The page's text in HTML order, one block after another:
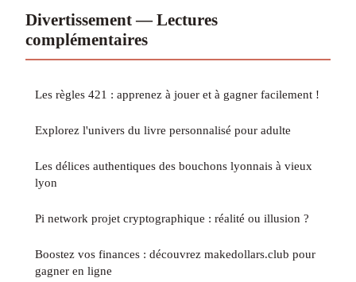
Divertissement — Lectures
complémentaires
Les règles 421 : apprenez à jouer et à gagner facilement !
Explorez l'univers du livre personnalisé pour adulte
Les délices authentiques des bouchons lyonnais à vieux
lyon
Pi network projet cryptographique : réalité ou illusion ?
Boostez vos finances : découvrez makedollars.club pour
gagner en ligne